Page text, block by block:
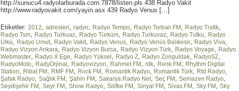
http://sunucu4.radyolarburada.com:7878/listen.pls 438 Radyo Vakit
http://www.radyovakit.com/yayin.asx 439 Radyo Venus […]
Etiketler: 2012, adresleri, radyo, Radyo Tempo, Radyo Torbalı FM , Radyo Trafik,
Radyo Tsm, Radyo Turkuaz, Radyo Türküm, Radyo Turkuvaz, Radyo Tutku, Radyo
Ülkü, Radyo Umut, Radyo Vakit, Radyo Venus, Radyo Venüs Balıkesir, Radyo Viva,
Radyo Vizyon Ankara, Radyo Vizyon Bursa, Radyo Vizyon Türk, Radyo Voyage, Radyo
Webmaster, Radyo X Ege, Radyo Yüksel , Radyo Z, Radyo Zonguldak, Radyo52,
RadyoMoto, RadyOrjinal , Radyovizyon, Rahmet FM , rdk, Renk FM , Rhythm Digital
Station, Ribat FM , RMF FM , Rock FM , Romantik Radyo, Romantik Türk, Rtd Radyo,
Şafak Radyo, Sağlık FM , Şahin FM , Sakarya Radyo Net, Seç FM , Semazen Radyo,
Seydişehir FM , Seyr FM , Show Radyo, Silifke FM , Sinyal FM , Sivas FM , Sky FM , Sky